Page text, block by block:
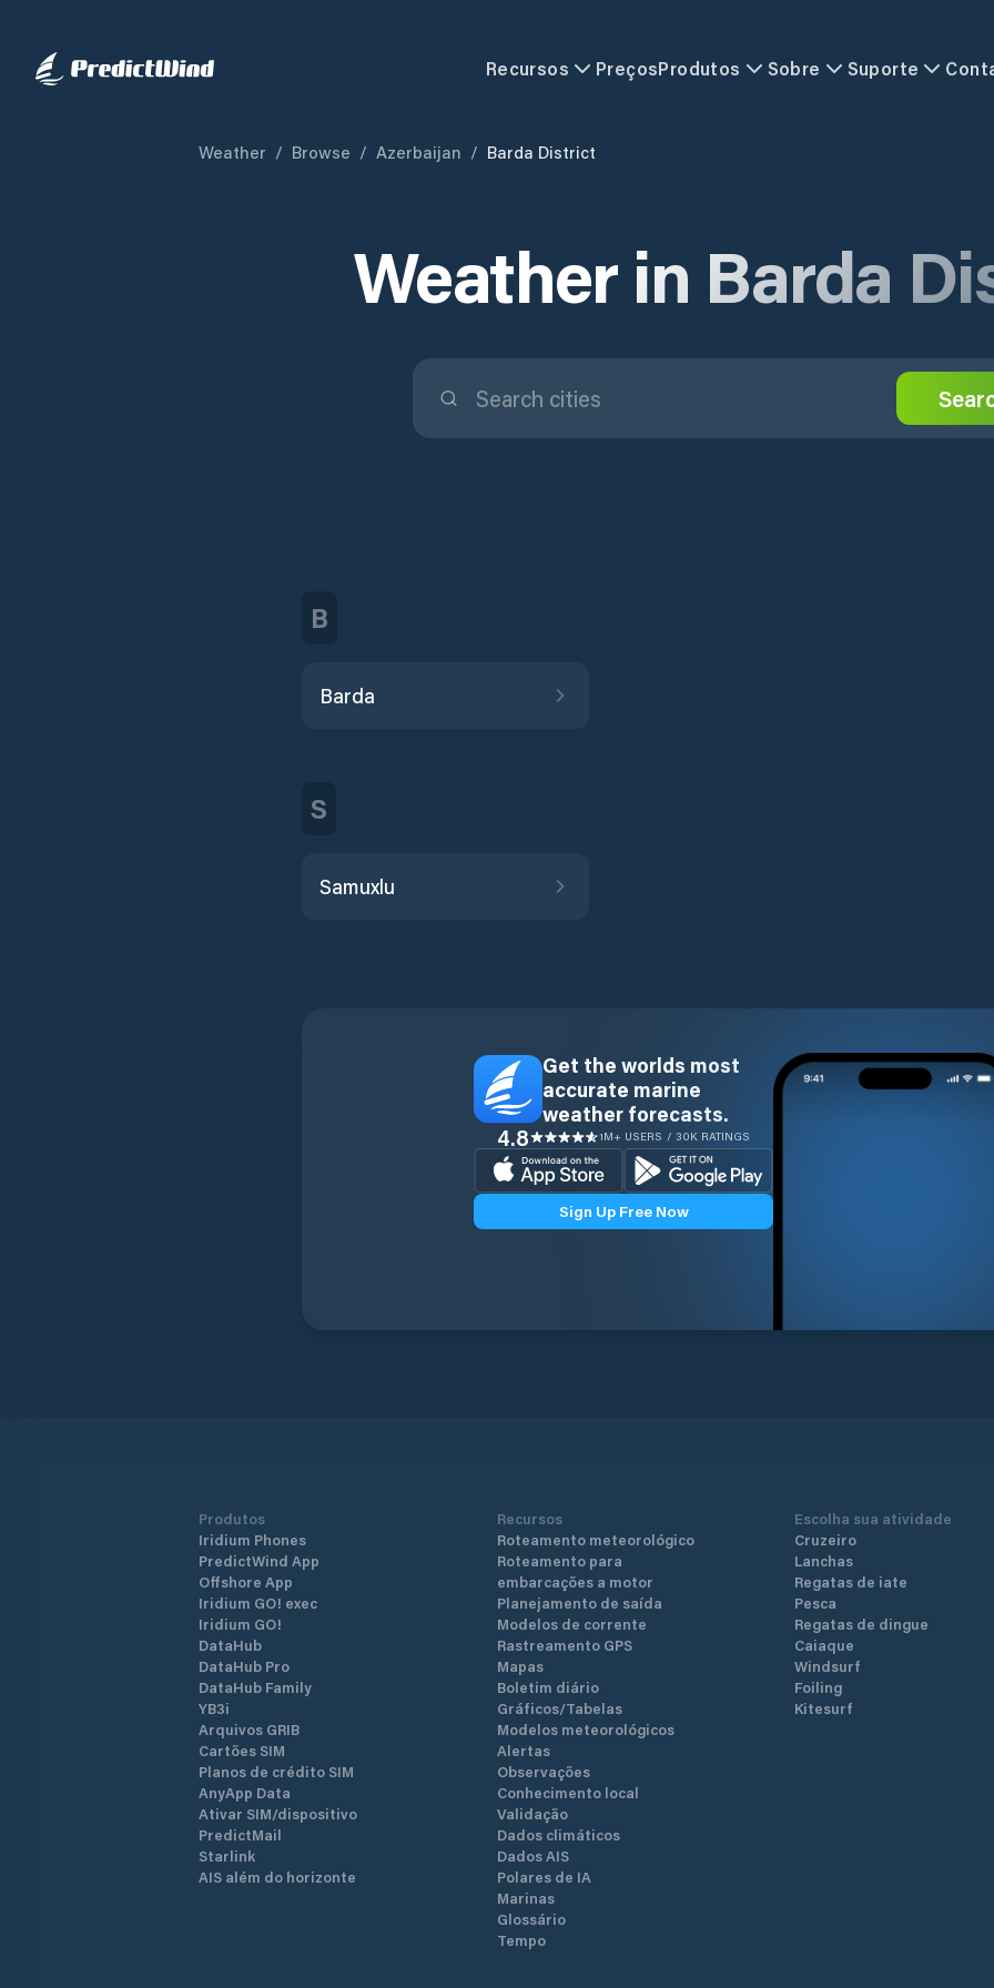
Recursos PreçosProdutos Sobre Suporte
Weather / Browse / Azerbaijan / Barda District
Weather in Barda
B
Barda
S
Samuxlu
Get the worlds most
accurate marine
weather forecasts.
4.8 1M+ USERS / 30K RATINGS
Sign Up Free Now
Produtos
Iridium Phones
PredictWind App
Offshore App
Iridium GO! exec
Iridium GO!
DataHub
DataHub Pro
DataHub Family
YB3i
Arquivos GRIB
Cartões SIM
Planos de crédito SIM
AnyApp Data
Ativar SIM/dispositivo
PredictMail
Starlink
AIS além do horizonte
Recursos
Roteamento meteorológico
Roteamento para
embarcações a motor
Planejamento de saída
Modelos de corrente
Rastreamento GPS
Mapas
Boletim diário
Gráficos/Tabelas
Modelos meteorológicos
Alertas
Observações
Conhecimento local
Validação
Dados climáticos
Dados AIS
Polares de IA
Marinas
Glossário
Tempo
Escolha sua atividade
Cruzeiro
Lanchas
Regatas de iate
Pesca
Regatas de dingue
Caiaque
Windsurf
Foiling
Kitesurf